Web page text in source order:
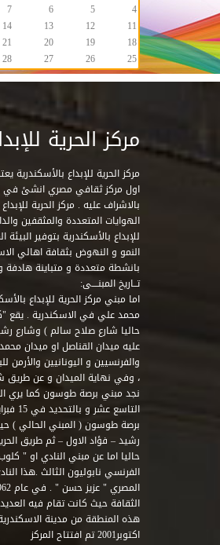
4
5
6
7
11
12
13
14
18
19
20
21
25
26
27
28
مركز الحرية
مركز الحرية للإبداع
اول مركز ثقافي مصري انشئ في
بالاشراف عليه . مركز الحرية
الهوايات المتعددة والمثقفين
للإبداع بالأسكندرية بتوفير
النمو و النهوض بثقافة اهالي
بانشطة متعددة و متباينة
تــاريخ المبنــــى:
اما مبني مركز الحرية للإبداع
محمد علي في الاسكندرية .
حاليا شارع صلاح سالم ) وشارع
عليه ميدان القناصل او ميدان
والفرنسيين و اليونانيين
، وفي نهاية الميدان و عن طريق
نجد مبني برصة طوسون كما يري
برصة طوسون ( المبني الحالي )
حاليا اما عن مبني النادي او "
الثقافة حيث كانت تقام فيه
اكتوبر2001 تم افتتاح المركز